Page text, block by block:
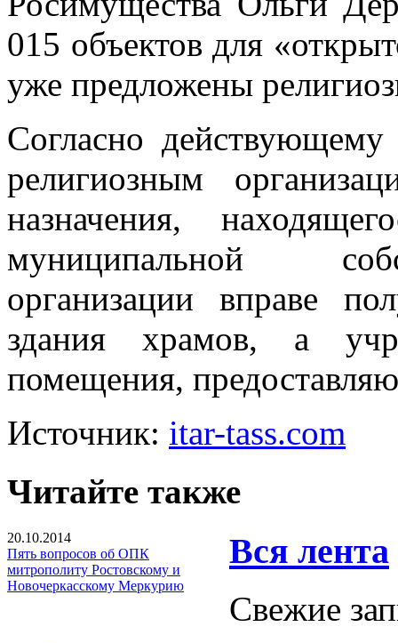
015 объектов для
уже предложены
Согласно
религиозным
назначения,
муниципальной
организации вправе
здания храмов, а
помещения,
Источник: itar-tass.com
Читайте также
20.10.2014
Пять вопросов об ОПК
митрополиту Ростовскому и
Новочеркасскому Меркурию
Вся лента
Свежие